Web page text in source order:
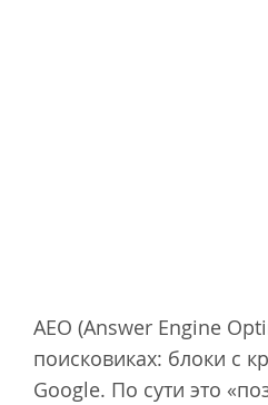
AEO (Answer Engine
поисковиках: блоки с
Google. По сути это